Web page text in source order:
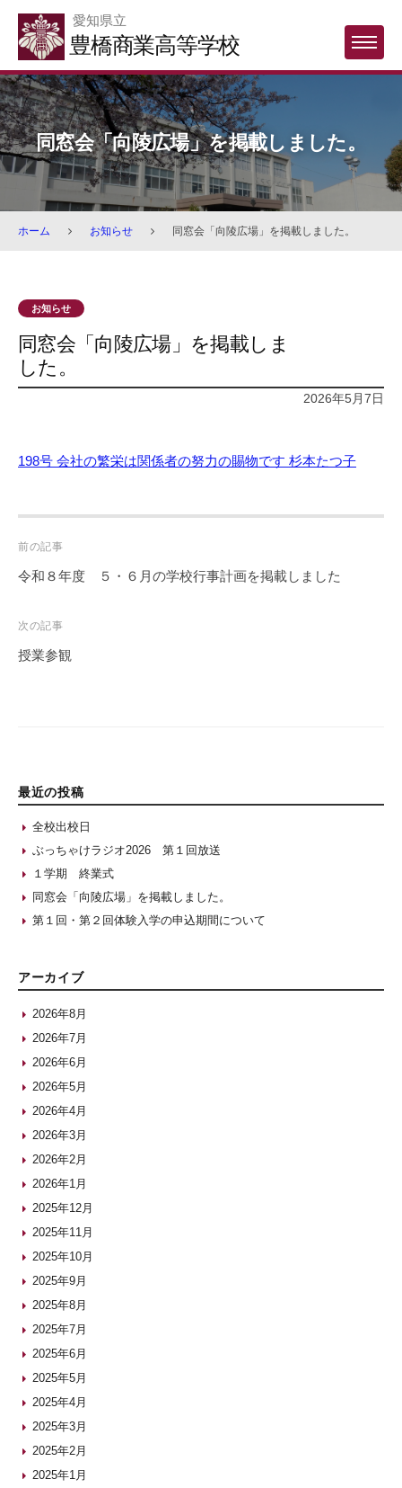
Skip
content
愛知県立
豊橋商業高等学校 MENU
同窓会「向陵広場」を掲載しました。
ホーム お知らせ 同窓会「向陵広場」を掲載しました。
お知らせ
同窓会「向陵広場」を掲載しま
した。
2026年5月7日
198号 会社の繁栄は関係者の努力の賜物です 杉本たつ子
Post
navigation
前の記事
令和８年度 ５・６月の学校行事計画を掲載しました
次の記事
授業参観
最近の投稿
全校出校日
ぶっちゃけラジオ2026 第１回放送
１学期 終業式
同窓会「向陵広場」を掲載しました。
第１回・第２回体験入学の申込期間について
アーカイブ
2026年8月
2026年7月
2026年6月
2026年5月
2026年4月
2026年3月
2026年2月
2026年1月
2025年12月
2025年11月
2025年10月
2025年9月
2025年8月
2025年7月
2025年6月
2025年5月
2025年4月
2025年3月
2025年2月
2025年1月